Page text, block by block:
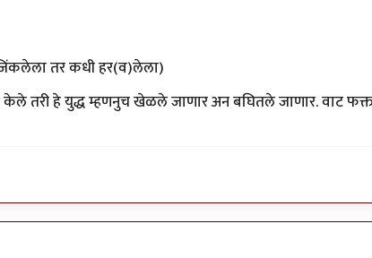
तर कधी हर(व)लेला)
तरी हे युद्ध म्हणनुच खेळले जाणार अन बघितले जाणार. वाट